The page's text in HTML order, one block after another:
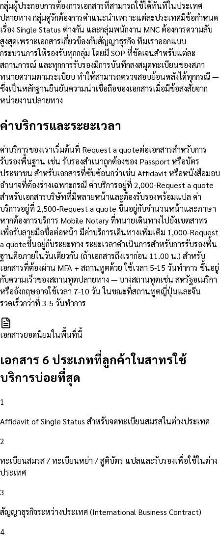
กลุ่มผู้ประกอบการต้องการเอกสารที่สามารถใช้ได้ทันทีในประเทศ
ปลายทาง กลุ่มคู่รักต้องการคำแนะนำเพราะแต่ละประเทศมีข้อกำหนด
เรื่อง Single Status ต่างกัน และกลุ่มพนักงาน MNC ต้องการความลับ
สูงสุดเพราะเอกสารเกี่ยวข้องกับสัญญาธุรกิจ ทีมเราออกแบบ
กระบวนการให้รองรับทุกกลุ่ม โดยมี SOP ที่ชัดเจนสำหรับแต่ละ
สถานการณ์ และทุกการรับรองมีการบันทึกลงสมุดทะเบียนของสภา
ทนายความตามระเบียบ ทำให้สามารถตรวจสอบย้อนหลังได้ทุกกรณี —
ซึ่งเป็นหลักฐานยืนยันความน่าเชื่อถือของเอกสารเมื่อมีข้อสงสัยจาก
หน่วยงานปลายทาง
ค่าบริการและระยะเวลา
ค่าบริการของเราเริ่มต้นที่ Request a quoteต่อเอกสารสำหรับการ
รับรองพื้นฐาน เช่น รับรองสำเนาถูกต้องของ Passport หรือบัตร
ประชาชน สำหรับเอกสารที่ซับซ้อนกว่าเช่น Affidavit หรือหนังสือมอบ
อำนาจที่ต้องร่างเฉพาะกรณี ค่าบริการอยู่ที่ 2,000-Request a quote
สำหรับเอกสารบริษัทที่มีหลายหน้าและต้องรับรองพร้อมแปล ค่า
บริการอยู่ที่ 2,500-Request a quote ขึ้นอยู่กับจำนวนหน้าและภาษา
หากต้องการบริการ Mobile Notary ที่ทนายเดินทางไปยังเขตสาทร
เพื่อรับลายมือชื่อต่อหน้า มีค่าบริการเดินทางเพิ่มเติม 1,000-Request
a quoteขึ้นอยู่กับระยะทาง ระยะเวลาดำเนินการสำหรับการรับรองพื้น
ฐานคือภายในวันเดียวกัน (ถ้าเอกสารถึงเราก่อน 11.00 น.) สำหรับ
เอกสารที่ต้องผ่าน MFA + สถานทูตด้วย ใช้เวลา 5-15 วันทำการ ขึ้นอยู่
กับความเร็วของสถานทูตปลายทาง — บางสถานทูตเช่น สหรัฐอเมริกา
หรืออังกฤษอาจใช้เวลา 7-10 วัน ในขณะที่สถานทูตญี่ปุ่นและจีน
รวดเร็วกว่าที่ 3-5 วันทำการ
เอกสารยอดนิยมในพื้นที่นี้
เอกสาร 6 ประเภทที่ลูกค้าในสาทรใช้
บริการบ่อยที่สุด
1
Affidavit of Single Status สำหรับจดทะเบียนสมรสในต่างประเทศ
2
ทะเบียนสมรส / ทะเบียนหย่า / สูติบัตร แปลและรับรองเพื่อใช้ในต่าง
ประเทศ
3
สัญญาธุรกิจระหว่างประเทศ (International Business Contract)
4